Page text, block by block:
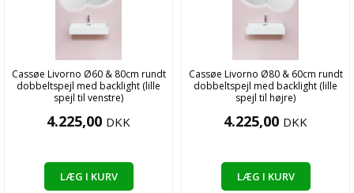
Cassøe Livorno Ø60 & 80cm rundt
dobbeltspejl med backlight (lille
spejl til venstre)
4.225,00 DKK
LÆG I KURV
Cassøe Livorno Ø80 & 60cm rundt
dobbeltspejl med backlight (lille
spejl til højre)
4.225,00 DKK
LÆG I KURV